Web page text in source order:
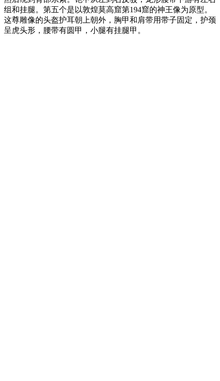
组和挂腿。第五个是以敦煌莫高窟第194窟的神王像为原型。
这尊雕像的头盔护耳朝上朝外，胸甲和肩带用带子固定，护颈
呈虎头形，腰带有圆甲，小腿有挂腿甲。